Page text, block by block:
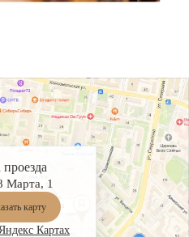
Марта, 1
карту
Картах